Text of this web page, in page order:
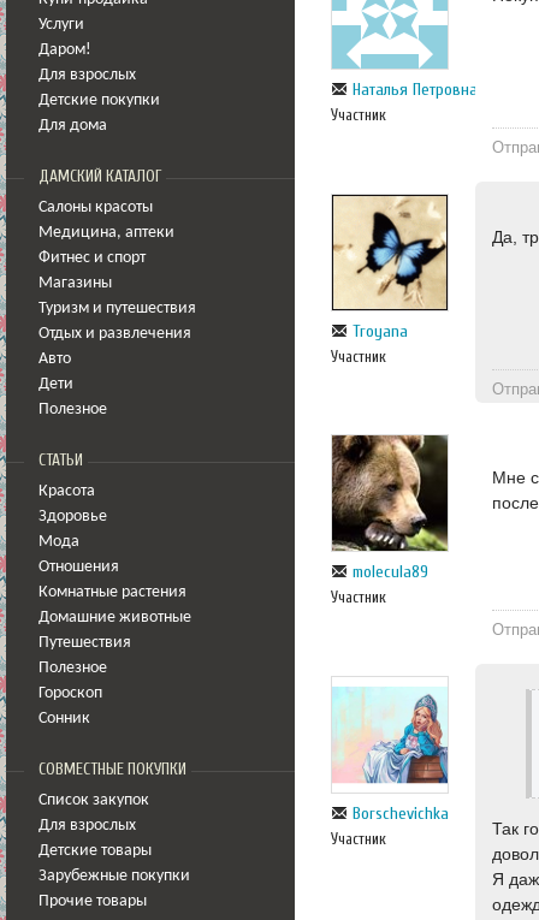
Услуги
Даром!
Для взрослых
Детские покупки
Для дома
ДАМСКИЙ КАТАЛОГ
Салоны красоты
Медицина, аптеки
Фитнес и спорт
Магазины
Туризм и путешествия
Отдых и развлечения
Авто
Дети
Полезное
СТАТЬИ
Красота
Здоровье
Мода
Отношения
Комнатные растения
Домашние животные
Путешествия
Полезное
Гороскоп
Сонник
СОВМЕСТНЫЕ ПОКУПКИ
Список закупок
Для взрослых
Детские товары
Зарубежные покупки
Прочие товары
Наталья Петровна
Участник
Troyana
Участник
Да,
molecula89
Участник
Мне
Borschevichka
Участник
Так
Я